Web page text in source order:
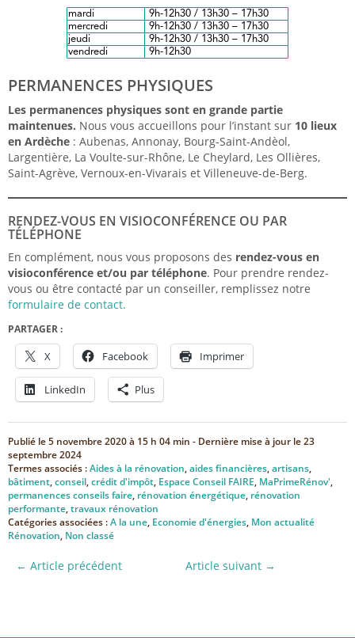
PERMANENCES PHYSIQUES
Les permanences physiques sont en grande partie
maintenues. Nous vous accueillons pour l’instant sur 10 lieux
en Ardèche : Aubenas, Annonay, Bourg-Saint-Andèol,
Largentière, La Voulte-sur-Rhône, Le Cheylard, Les Ollières,
Saint-Agrève, Vernoux-en-Vivarais et Villeneuve-de-Berg.
RENDEZ-VOUS EN VISIOCONFÉRENCE OU PAR
TÉLÉPHONE
En complément, nous vous proposons des rendez-vous en
visioconférence et/ou par téléphone. Pour prendre rendez-
vous ou être contacté par un conseiller, remplissez notre
formulaire de contact.
PARTAGER :
X Facebook Imprimer
LinkedIn Plus
Publié le5 novembre 2020 à 15 h 04 min - Dernière mise à jour le23
septembre 2024
Termes associés :Aides à la rénovation,aides financières,artisans,
bâtiment,conseil,crédit d'impôt, Espace Conseil FAIRE, MaPrimeRénov',
permanences conseils faire, rénovation énergétique, rénovation
performante,travaux rénovation
Catégories associées :A la une, Economie d'énergies, Mon actualité
Rénovation, Non classé
← Article précédent Article suivant →